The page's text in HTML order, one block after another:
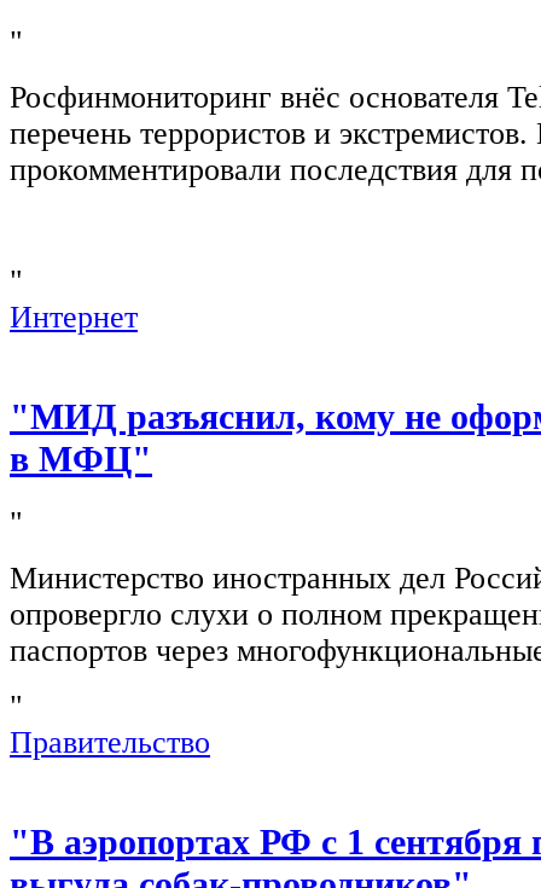
"
Росфинмониторинг внёс основателя
перечень террористов и
прокомментировали последствия для
"
Интернет
"МИД разъяснил, кому не
в МФЦ"
"
Министерство иностранных дел
опровергло слухи о полном
паспортов через
"
Правительство
"В аэропортах РФ с 1 сентября